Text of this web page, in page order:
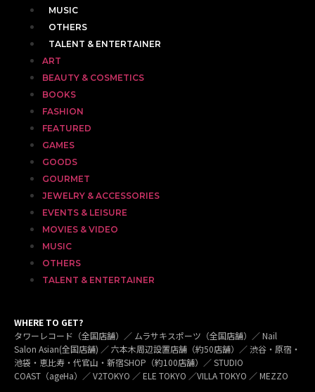
MUSIC
OTHERS
TALENT & ENTERTAINER
ART
BEAUTY & COSMETICS
BOOKS
FASHION
FEATURED
GAMES
GOODS
GOURMET
JEWELRY & ACCESSORIES
EVENTS & LEISURE
MOVIES & VIDEO
MUSIC
OTHERS
TALENT & ENTERTAINER
WHERE TO GET?
タワーレコード（全国店舗）／ ムラサキスポーツ（全国店舗）／ Nail
Salon Asian(全国店舗) ／ 六本木周辺設置店舗（約50店舗）／ 渋谷・原宿・
池袋・恵比寿・代官山・新宿SHOP（約100店舗）／ STUDIO
COAST（ageHa）／ V2TOKYO ／ ELE TOKYO ／VILLA TOKYO ／ MEZZO